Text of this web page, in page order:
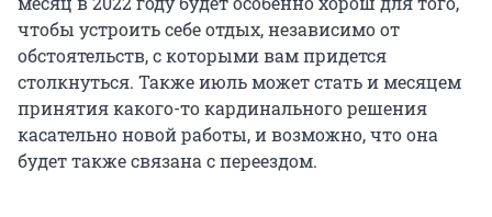
чтобы устроить себе отдых, независимо от
обстоятельств, с которыми вам придется
столкнуться. Также июль может стать и месяцем
принятия какого-то кардинального решения
касательно новой работы, и возможно, что она
будет также связана с переездом.